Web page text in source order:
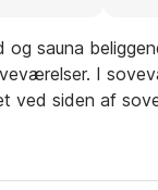
og sauna
I
ved siden af
køkken med
og